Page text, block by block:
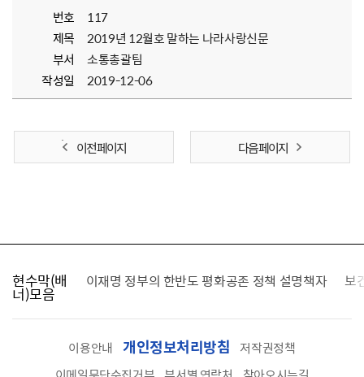
번호
117
제목
2019년 12월호 말하는 나라사랑신문
부서
소통총괄팀
작성일
2019-12-06
이전 페이지 다음 페이지
현수막(배
너)모음
찾습니다 이재명 정부의 한반도 평화공존 정책 설명책자 보
이용안내 개인정보처리방침
저작권정책